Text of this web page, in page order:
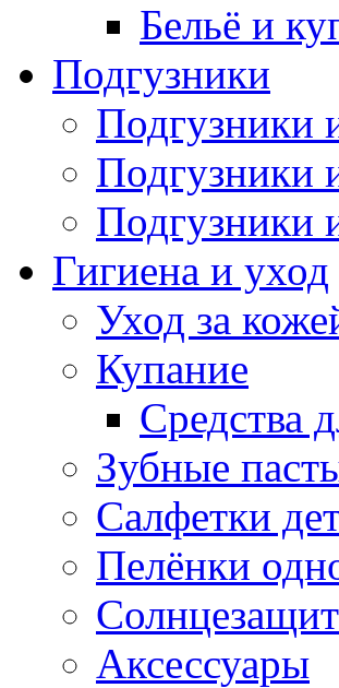
Бельё и
Подгузники
Подгузники
Подгузники
Подгузники
Гигиена и уход
Уход за
Купание
Средства
Зубные
Салфетки
Пелёнки
Аксессуары